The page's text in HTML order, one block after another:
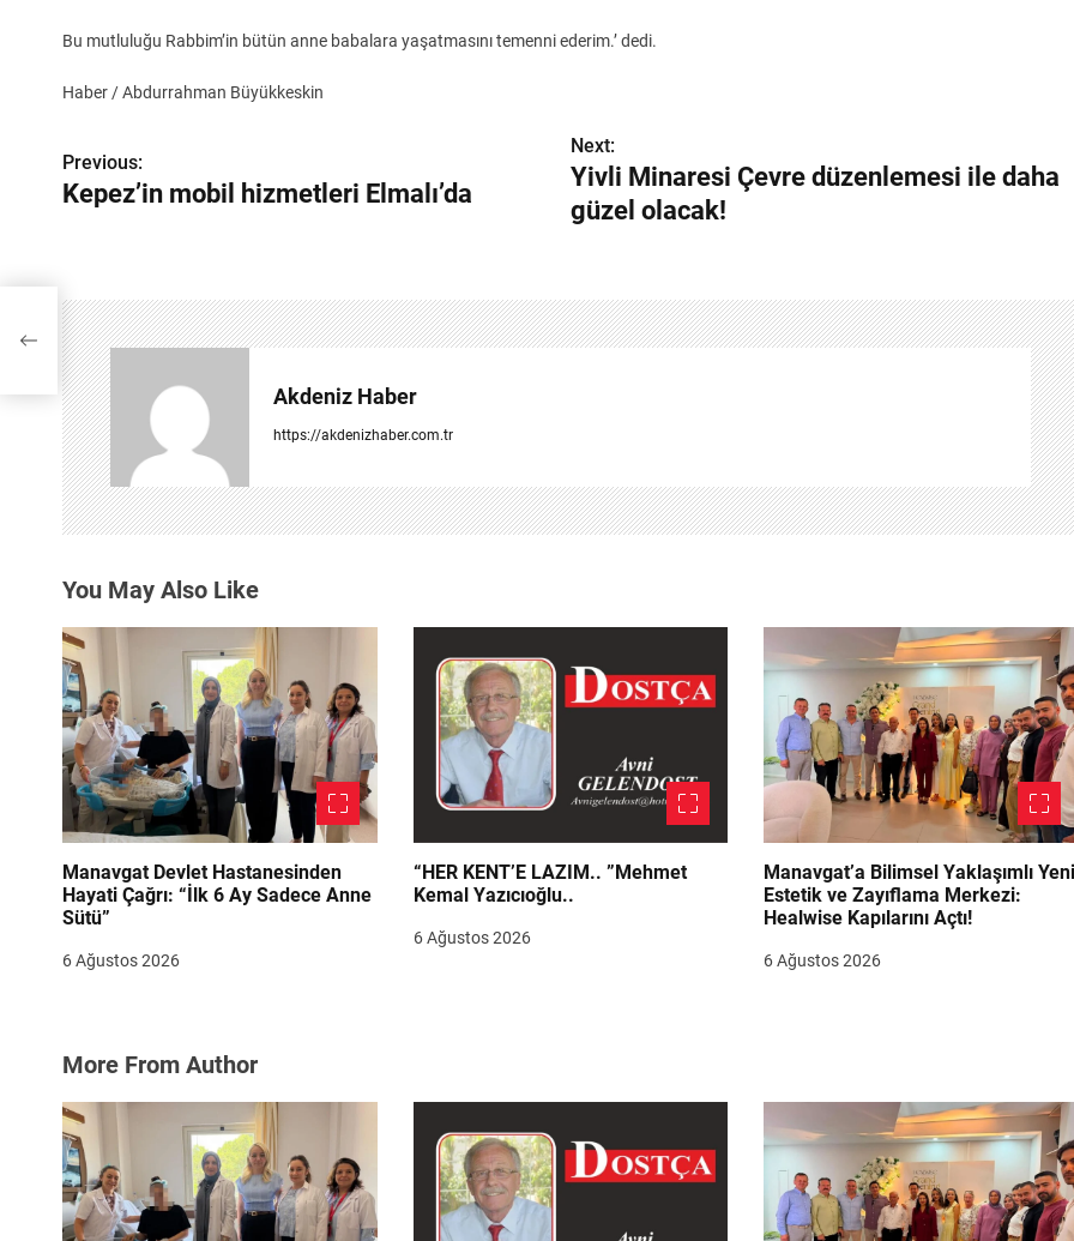
Bu mutluluğu Rabbim’in bütün anne babalara yaşatmasını temenni ederim.’ dedi.
Haber / Abdurrahman Büyükkeskin
Y
a
g
e
z
i
n
e
s
i
Previous:
Kepez’in mobil hizmetleri Elmalı’da
Next:
Yivli Minaresi Çevre düzenlemesi ile daha
güzel olacak!
Akdeniz Haber
https://akdenizhaber.com.tr
You May Also Like
Manavgat Devlet Hastanesinden
Hayati Çağrı: “İlk 6 Ay Sadece Anne
Sütü”
6 Ağustos 2026
“HER KENT’E LAZIM.. ”Mehmet
Kemal Yazıcıoğlu..
6 Ağustos 2026
Manavgat’a Bilimsel Yaklaşımlı
Estetik ve Zayıflama Merkezi:
Healwise Kapılarını Açtı!
6 Ağustos 2026
More From Author